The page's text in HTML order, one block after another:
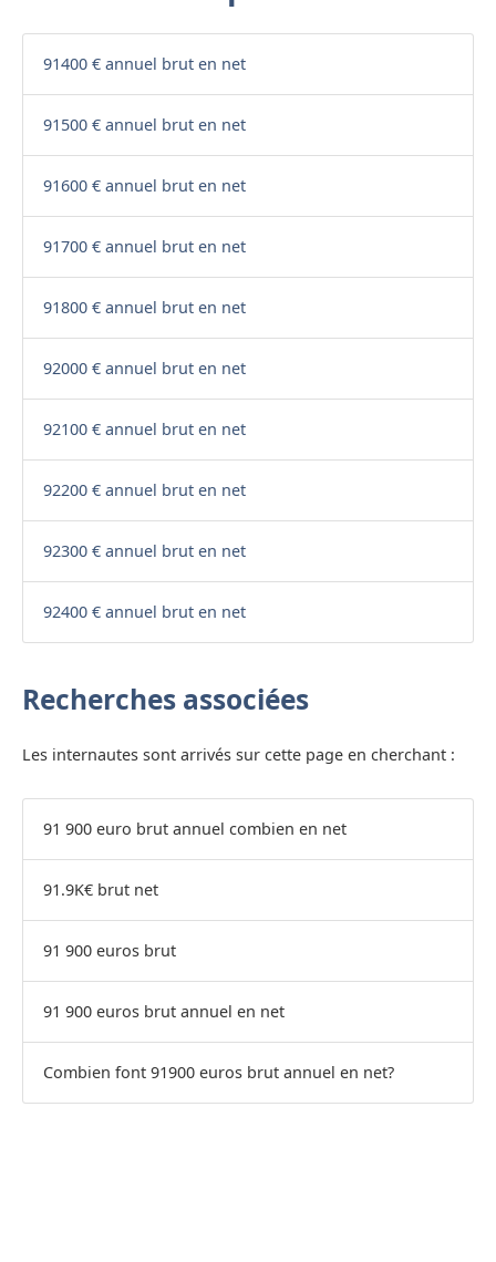
91400 € annuel brut en net
91500 € annuel brut en net
91600 € annuel brut en net
91700 € annuel brut en net
91800 € annuel brut en net
92000 € annuel brut en net
92100 € annuel brut en net
92200 € annuel brut en net
92300 € annuel brut en net
92400 € annuel brut en net
Recherches associées
Les internautes sont arrivés sur cette page en cherchant :
91 900 euro brut annuel combien en net
91.9K€ brut net
91 900 euros brut
91 900 euros brut annuel en net
Combien font 91900 euros brut annuel en net?